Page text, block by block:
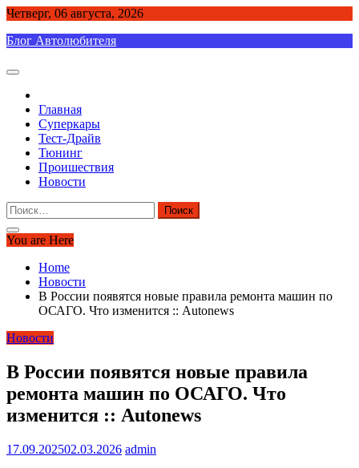
Skip
content
Четверг, 06 августа, 2026
Блог Автолюбителя
Главная
Суперкары
Тест-Драйв
Тюнинг
Проишествия
Новости
Найти:
You are Here
Home
Новости
В России появятся новые правила ремонта машин по
ОСАГО. Что изменится :: Autonews
Новости
В России появятся новые правила
ремонта машин по ОСАГО. Что
изменится :: Autonews
17.09.202502.03.2026 admin